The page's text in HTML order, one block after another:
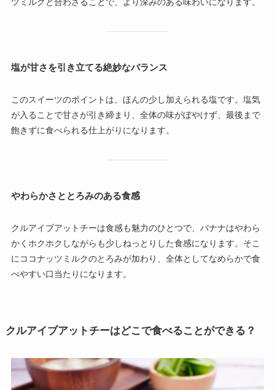
ツミルクと合わさることで、より深みのある味わいになります。
塩が甘さを引き立てる絶妙なバランス
このスイーツのポイントは、ほんの少し加えられる塩です。塩気
が入ることで甘さが引き締まり、全体の味がぼやけず、最後まで
飽きずに食べられる仕上がりになります。
やわらかさととろみのある食感
クルアイブアットチーは食感も魅力のひとつで、バナナはやわら
かくホクホクしながらも少しねっとりした食感になります。そこ
にココナッツミルクのとろみが加わり、全体としてなめらかで食
べやすい口当たりになります。
クルアイブアットチーはどこで食べることができる？